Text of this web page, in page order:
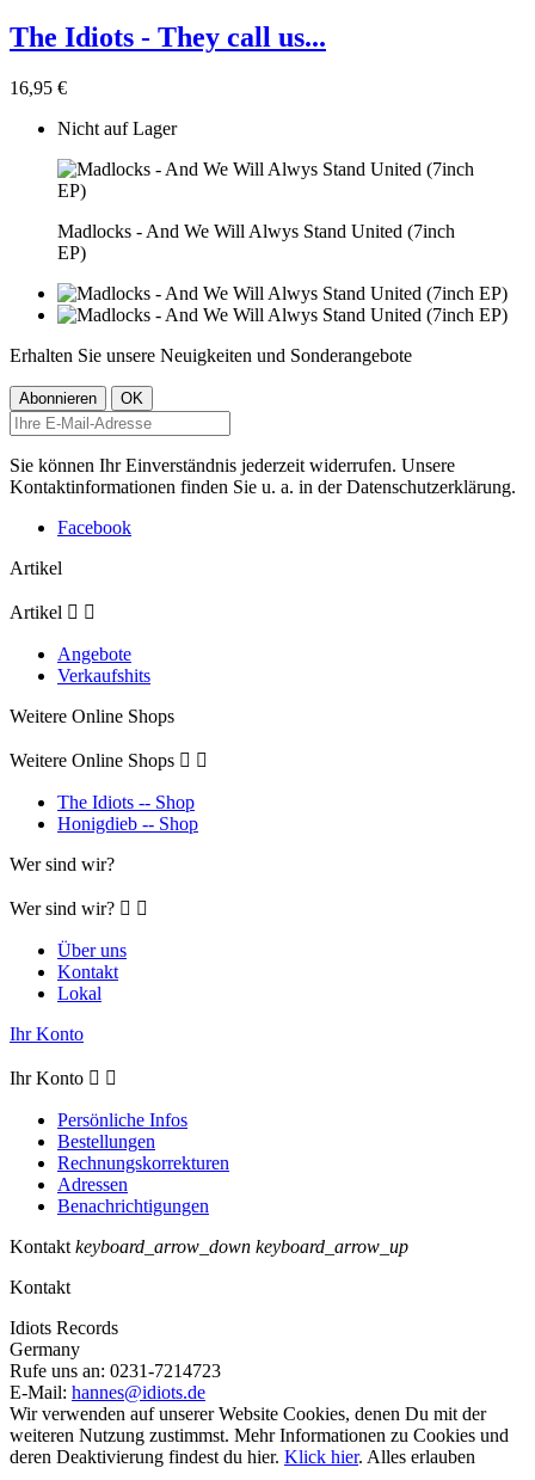
The Idiots - They call us...
16,95 €
Nicht auf Lager
Madlocks - And We Will Alwys Stand United (7inch
EP)
Erhalten Sie unsere Neuigkeiten und Sonderangebote
Sie können Ihr Einverständnis jederzeit widerrufen. Unsere
Kontaktinformationen finden Sie u. a. in der Datenschutzerklärung.
Facebook
Artikel
Artikel  
Angebote
Verkaufshits
Weitere Online Shops
Weitere Online Shops  
The Idiots -- Shop
Honigdieb -- Shop
Wer sind wir?
Wer sind wir?  
Über uns
Kontakt
Lokal
Ihr Konto
Ihr Konto  
Persönliche Infos
Bestellungen
Rechnungskorrekturen
Adressen
Benachrichtigungen
Kontakt keyboard_arrow_down keyboard_arrow_up
Kontakt
Idiots Records
Germany
Rufe uns an: 0231-7214723
E-Mail: hannes@idiots.de
Wir verwenden auf unserer Website Cookies, denen Du mit der
weiteren Nutzung zustimmst. Mehr Informationen zu Cookies und
deren Deaktivierung findest du hier. Klick hier. Alles erlauben